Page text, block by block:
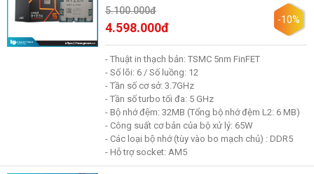
5.100.000đ
4.598.000đ
-10%
- Thuật in thạch bản: TSMC 5nm FinFET
- Số lõi: 6 / Số luồng: 12
- Tần số cơ sở: 3.7GHz
- Tần số turbo tối đa: 5 GHz
- Bộ nhớ đệm: 32MB (Tổng bộ nhớ đệm L2: 6 MB)
- Công suất cơ bản của bộ xử lý: 65W
- Các loại bộ nhớ (tùy vào bo mạch chủ) : DDR5
- Hỗ trợ socket: AM5